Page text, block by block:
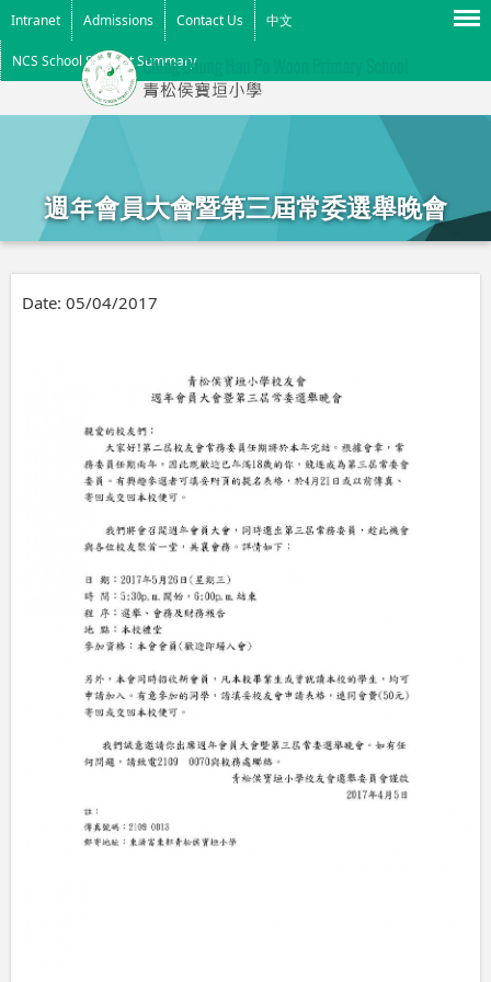
Intranet Admissions Contact Us 中文
NCS School Support Summary
週年會員大會暨第三屆常委選舉晚會
Menu
Date: 05/04/2017